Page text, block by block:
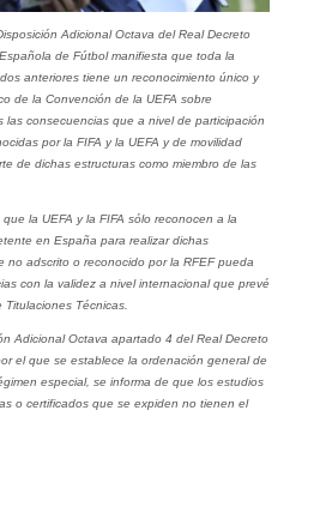
Adicional Octava del Real Decreto
de Fútbol manifiesta que toda la
anteriores tiene un reconocimiento único y
de la Convención de la UEFA sobre
las consecuencias que a nivel de participación
por la FIFA y la UEFA y de movilidad
de dichas estructuras como miembro de las
la UEFA y la FIFA sólo reconocen a la
en España para realizar dichas
no adscrito o reconocido por la RFEF pueda
con la validez a nivel internacional que prevé
Titulaciones Técnicas.
Adicional Octava apartado 4 del Real Decreto
el que se establece la ordenación general de
especial, se informa de que los estudios
o certificados que se expiden no tienen el